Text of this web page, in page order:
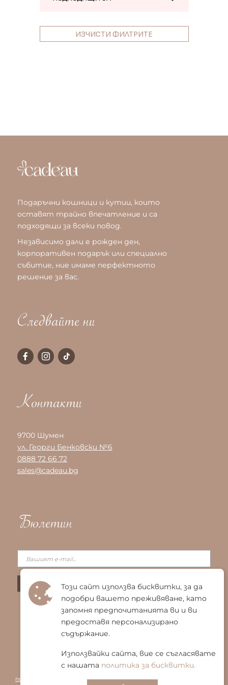
ИЗЧИСТИ ФИЛТРИТЕ
Подаръчни кошници и кутии, които
оставят трайно впечатление и са
подходящи за всеки повод.
Независимо дали е рожден ден,
корпоративен подарък или специално
събитие, ние имаме перфектното
решение за вас.
Следвайте ни
Контакти
9700 Шумен
ул. Георги Бенковски №6
0888 72 66 72
sales@cadeau.bg
Бюлетин
Общи условия
поверителност
Политика за бисквитки |
Този сайт използва бисквитки, за да
подобри вашето преживяване, като
запомня предпочитанията ви и ви
предоставя персонализирано
съдържание.
Използвайки сайта, вие се съгласявате
с нашата политика за бисквитки.